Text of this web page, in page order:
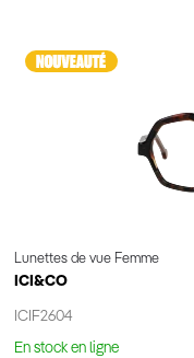
Lunettes de vue Femme
ICI&CO
ICIF2604
En stock en ligne